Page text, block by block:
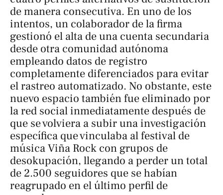
de manera consecutiva. En uno de los
intentos, un colaborador de la firma
gestionó el alta de una cuenta secundaria
desde otra comunidad autónoma
empleando datos de registro
completamente diferenciados para evitar
el rastreo automatizado. No obstante, este
nuevo espacio también fue eliminado por
la red social inmediatamente después de
que se volviera a subir una investigación
específica que vinculaba al festival de
música Viña Rock con grupos de
desokupación, llegando a perder un total
de 2.500 seguidores que se habían
reagrupado en el último perfil de